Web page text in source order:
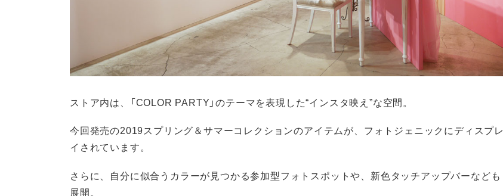
ストア内は、「COLOR PARTY」のテーマを表現した“インスタ映え”な空間。
今回発売の2019スプリング＆サマーコレクションのアイテムが、フォトジェニックにディスプレ
イされています。
さらに、自分に似合うカラーが見つかる参加型フォトスポットや、新色タッチアップバーなども
展開。